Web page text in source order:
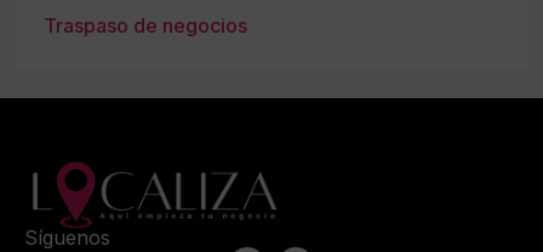
Traspaso de negocios
Síguenos